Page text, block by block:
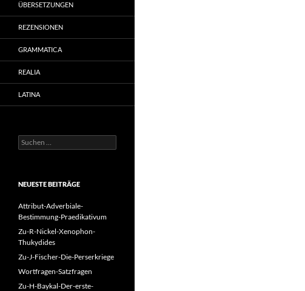
ÜBERSETZUNGEN
REZENSIONEN
GRAMMATICA
REALIA
LATINA
Suchen
nach:
NEUESTE BEITRÄGE
Attribut-Adverbiale-
Bestimmung-Praedikativum
Zu-R-Nickel-Xenophon-
Thukydides
Zu-J-Fischer-Die-Perserkriege
Wortfragen-Satzfragen
Zu-H-Baykal-Der-erste-